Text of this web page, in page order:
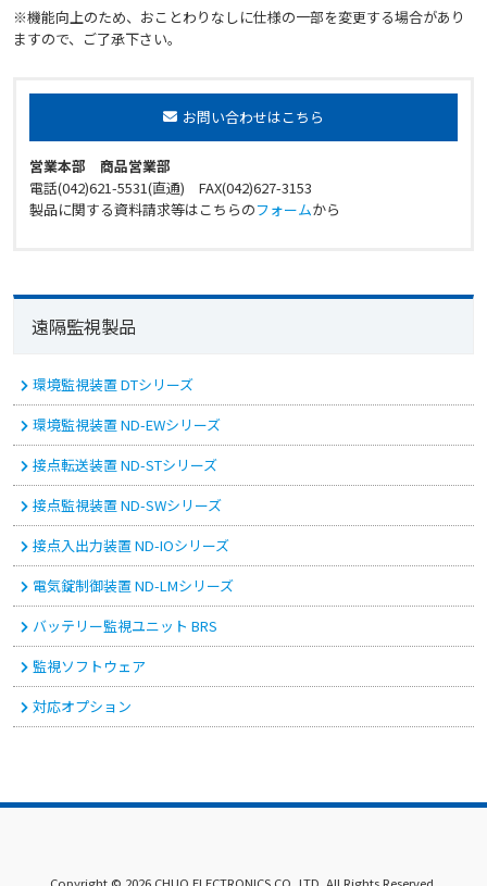
※機能向上のため、おことわりなしに仕様の一部を変更する場合があり
ますので、ご了承下さい。
お問い合わせはこちら
営業本部 商品営業部
電話(042)621-5531(直通) FAX(042)627-3153
製品に関する資料請求等はこちらのフォームから
遠隔監視製品
環境監視装置 DTシリーズ
環境監視装置 ND-EWシリーズ
接点転送装置 ND-STシリーズ
接点監視装置 ND-SWシリーズ
接点入出力装置 ND-IOシリーズ
電気錠制御装置 ND-LMシリーズ
バッテリー監視ユニット BRS
監視ソフトウェア
対応オプション